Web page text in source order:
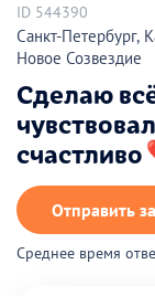
ID 544390
Санкт-Петербург,
Новое Созвездие
Сделаю
Отправить
Среднее время